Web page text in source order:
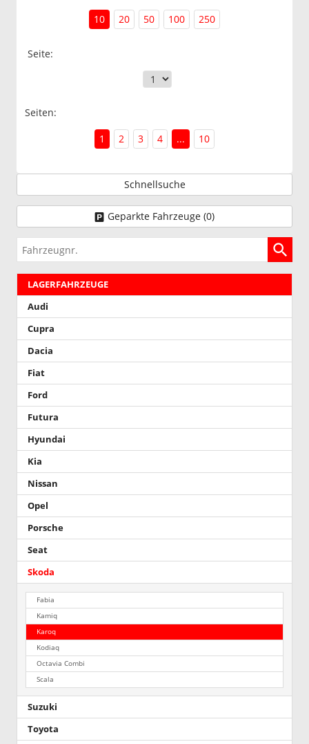
10
20 50 100 250
Seite:
Seiten:
1
2 3 4 ... 10
Schnellsuche
Geparkte Fahrzeuge (0)
Fahrzeugnr.
LAGERFAHRZEUGE
Audi
Cupra
Dacia
Fiat
Ford
Futura
Hyundai
Kia
Nissan
Opel
Porsche
Seat
Skoda
Fabia
Kamiq
Karoq
Kodiaq
Octavia Combi
Scala
Suzuki
Toyota